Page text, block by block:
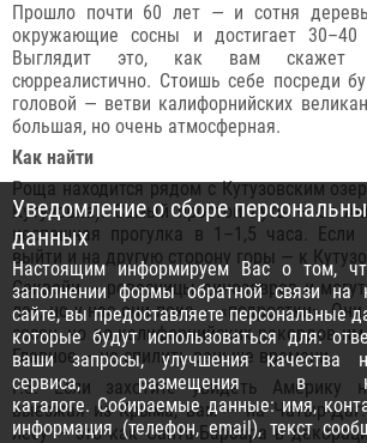
Прошло почти 60 лет — и сотня
окружающие сосны и достигает
Выглядит это, как вам скажет
сюрреалистично. Стоишь себе посреди
головой — ветви калифорнийских
большая, но очень атмосферная.
Как найти
Роща находится рядом с Кутузовским
Кутузовка). Самый простой путь — от
неспешная прогулка в 1–1,5 часа. Если
выйти и на другую сторону горы — к
Секвойи — ровесницы динозавров и
лет, но у нас они пока — «подростки».
сосен, но до калифорнийских рекордов
Главное — не спилить раньше времени.
P.S. Если захотите увидеть Америку
выезжая из Крыма, вам — на Чатыр-Даг.
лесу — это как Санта-Барбара в
Уведомление о сборе
данных
Настоящим информируем Вас о том,
заполнении формы обратной связи на
сайте, вы предоставляете персональные
которые будут использоваться для:
ваши запросы, улучшения качества
сервиса, размещения в
каталоге. Собираемые данные: имя,
информация (телефон, email), текст